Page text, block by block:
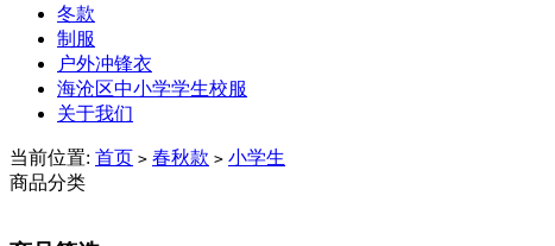
冬款
制服
户外冲锋衣
海沧区中小学学生校服
关于我们
当前位置: 首页 > 春秋款 > 小学生
商品分类